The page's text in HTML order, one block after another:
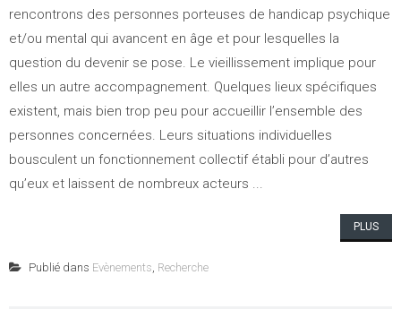
rencontrons des personnes porteuses de handicap psychique
et/ou mental qui avancent en âge et pour lesquelles la
question du devenir se pose. Le vieillissement implique pour
elles un autre accompagnement. Quelques lieux spécifiques
existent, mais bien trop peu pour accueillir l’ensemble des
personnes concernées. Leurs situations individuelles
bousculent un fonctionnement collectif établi pour d’autres
qu’eux et laissent de nombreux acteurs ...
PLUS
Publié dans Evènements, Recherche